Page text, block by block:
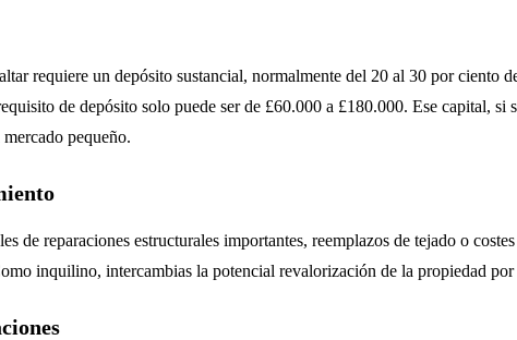
requiere un depósito sustancial, normalmente del 20 al 30 por ciento
de depósito solo puede ser de £60.000 a £180.000. Ese capital,
pequeño.
de reparaciones estructurales importantes, reemplazos de tejado o
inquilino, intercambias la potencial revalorización de la propiedad por